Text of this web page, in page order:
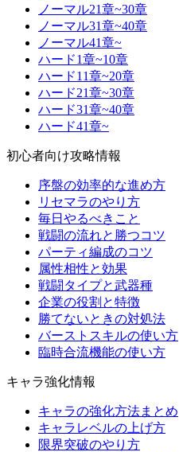
ノーマル21章~30章
ノーマル31章~40章
ノーマル41章~
ハード1章~10章
ハード11章~20章
ハード21章~30章
ハード31章~40章
ハード41章~
初心者向け攻略情報
序盤の効率的な進め方
リセマラのやり方
毎日やるべきこと
戦闘の流れと勝つコツ
パーティ編成のコツ
属性相性と効果
戦闘タイプと武器種
企業の役割と特徴
勝てないときの対処法
バーストスキルの使い方
臨時合流機能の使い方
キャラ強化情報
キャラの強化方法まとめ
キャラレベルの上げ方
限界突破のやり方